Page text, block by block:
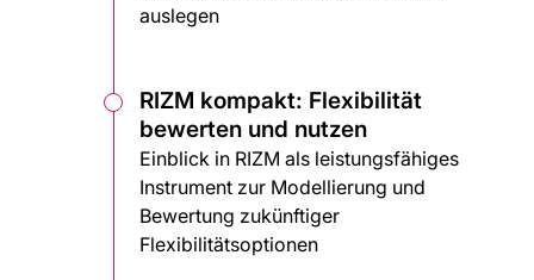
auslegen
RIZM kompakt: Flexibilität
bewerten und nutzen
Einblick in RIZM als leistungsfähiges
Instrument zur Modellierung und
Bewertung zukünftiger
Flexibilitätsoptionen